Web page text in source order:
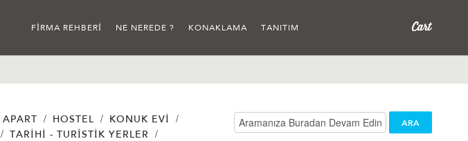
FIRMA REHBERI NE NEREDE ? KONAKLAMA TANITIM
APART / HOSTEL / KONUK EVI /
/ TARIHI - TURISTIK YERLER /
ARA